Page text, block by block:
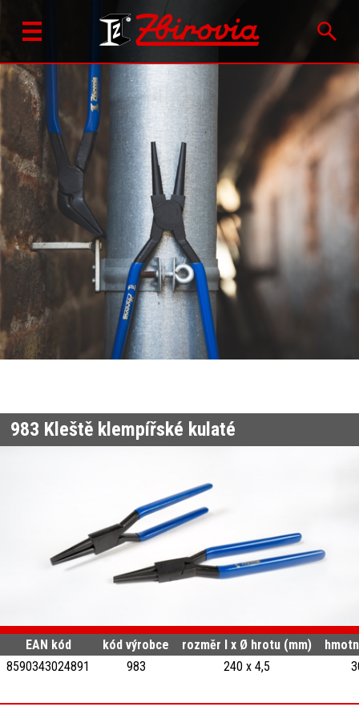
983 Kleště klempířské kulaté
EAN kód kód výrobce rozměr l x Ø hrotu (mm)
8590343024891
983 240 x 4,5